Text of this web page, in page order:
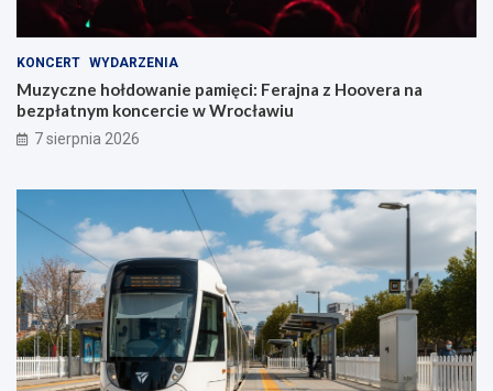
KONCERT WYDARZENIA
Muzyczne hołdowanie pamięci: Ferajna z Hoovera na
bezpłatnym koncercie w Wrocławiu
7 sierpnia 2026